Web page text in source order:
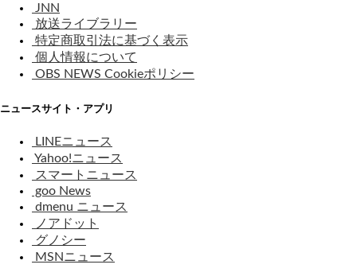
JNN
放送ライブラリー
特定商取引法に基づく表示
個人情報について
OBS NEWS Cookieポリシー
ニュースサイト・アプリ
LINEニュース
Yahoo!ニュース
スマートニュース
goo News
dmenu ニュース
ノアドット
グノシー
MSNニュース